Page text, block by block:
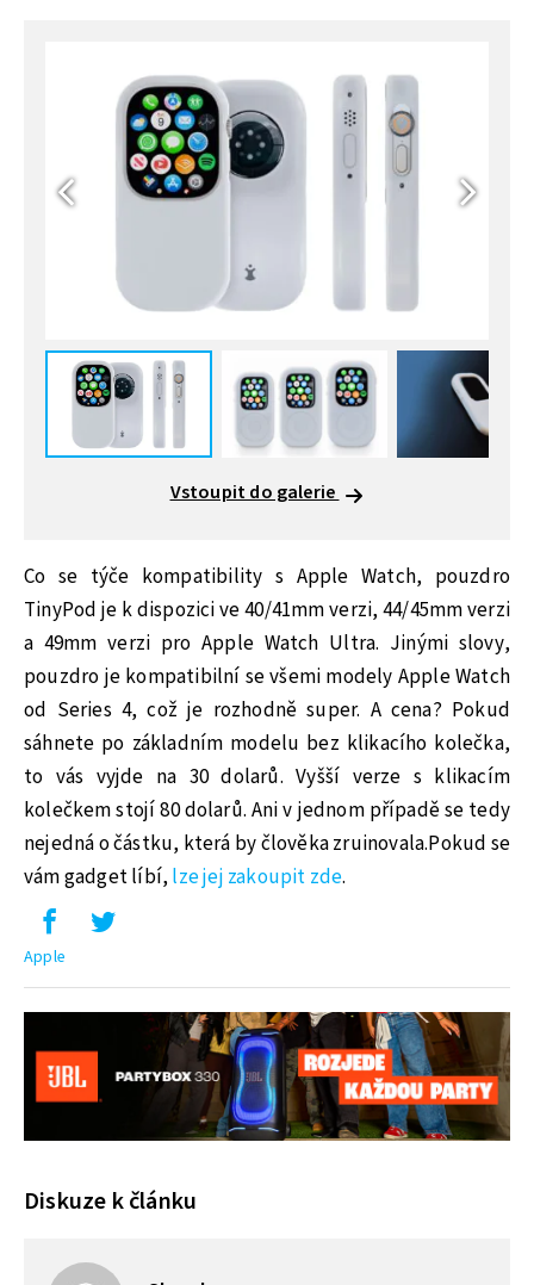
Vstoupit do galerie
Co se týče kompatibility s Apple Watch, pouzdro
TinyPod je k dispozici ve 40/41mm verzi, 44/45mm verzi
a 49mm verzi pro Apple Watch Ultra. Jinými slovy,
pouzdro je kompatibilní se všemi modely Apple Watch
od Series 4, což je rozhodně super. A cena? Pokud
sáhnete po základním modelu bez klikacího kolečka,
to vás vyjde na 30 dolarů. Vyšší verze s klikacím
kolečkem stojí 80 dolarů. Ani v jednom případě se tedy
nejedná o částku, která by člověka zruinovala.Pokud se
vám gadget líbí, lze jej zakoupit zde.
Apple
Diskuze k článku